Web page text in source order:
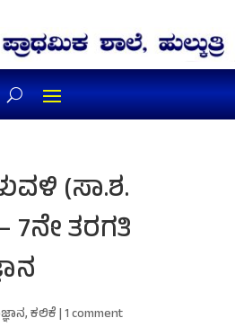
(ಸಾ.ಶ.
7ನೇ ತರಗತಿ
,ಕಲಿಕೆ|1 comment